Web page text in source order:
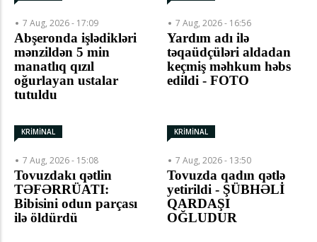
7 Aug, 2026 - 17:09
Abşeronda işlədikləri
mənzildən 5 min
manatlıq qızıl
oğurlayan ustalar
tutuldu
7 Aug, 2026 - 16:56
Yardım adı ilə
təqaüdçüləri aldadan
keçmiş məhkum həbs
edildi - FOTO
KRİMİNAL
7 Aug, 2026 - 15:08
Tovuzdakı qətlin
TƏFƏRRÜATI:
Bibisini odun parçası
ilə öldürdü
KRİMİNAL
7 Aug, 2026 - 13:50
Tovuzda qadın qətlə
yetirildi - ŞÜBHƏLİ
QARDAŞI
OĞLUDUR